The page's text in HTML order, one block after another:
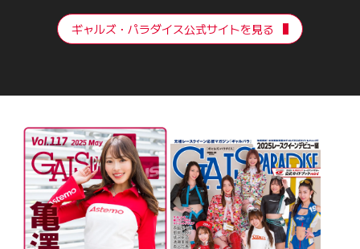
ギャルズ・パラダイス公式サイトを見る